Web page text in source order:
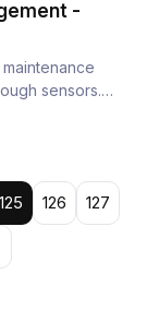
-
sensors.
125 126 127